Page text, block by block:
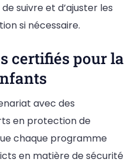
suivre et d’ajuster les
si nécessaire.
certifiés pour la
avec des
en protection de
chaque programme
en matière de sécurité